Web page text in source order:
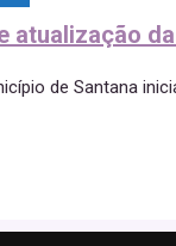
atualização
de Santana